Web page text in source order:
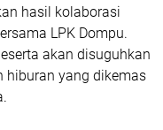
hasil kolaborasi
LPK Dompu.
akan disuguhkan
hiburan yang dikemas